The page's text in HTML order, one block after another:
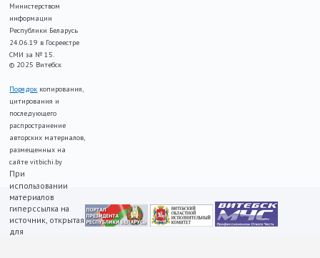
Министерством
информации
Республики Беларусь
24.06.19 в Госреестре
СМИ за № 15.
© 2025 Витебск
Порядок копирования,
цитирования и
последующего
распространение
авторских материалов,
размещенных на
сайте vitbichi.by
При
использовании
материалов
гиперссылка на
источник, открытая
для